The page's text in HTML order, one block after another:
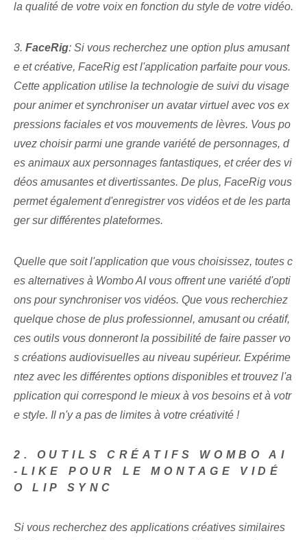
la qualité de votre voix en fonction du style de votre vidéo.
3. FaceRig: Si vous recherchez une option plus amusant
e et créative, FaceRig est l'application parfaite pour vous.
Cette application utilise la technologie de suivi du visage
pour animer et synchroniser un avatar virtuel avec vos ex
pressions faciales et vos mouvements de lèvres. Vous po
uvez choisir parmi une grande variété de personnages, d
es animaux aux personnages fantastiques, et créer des vi
déos amusantes et divertissantes. De plus, FaceRig vous
permet également d'enregistrer vos vidéos et de les parta
ger sur différentes plateformes.
Quelle que soit l'application que vous choisissez, toutes c
es alternatives à Wombo AI vous offrent une variété d'opti
ons pour synchroniser vos vidéos. Que vous recherchiez
quelque chose de plus professionnel, amusant ou créatif,
ces outils vous donneront la possibilité de faire passer vo
s créations audiovisuelles au niveau supérieur. Expérime
ntez avec les différentes options disponibles et trouvez l'a
pplication qui correspond le mieux à vos besoins et à votr
e style. Il n'y a pas de limites à votre créativité !
2. OUTILS CRÉATIFS WOMBO AI
-LIKE POUR LE MONTAGE VIDÉ
O LIP SYNC
Si vous recherchez des applications créatives similaires